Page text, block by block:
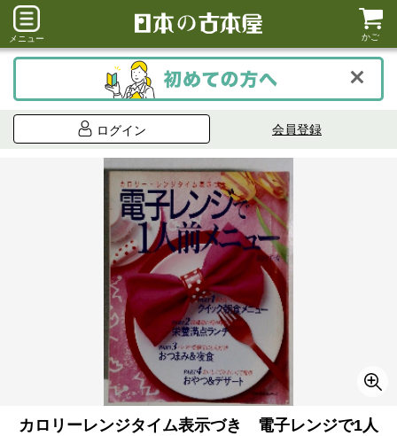
メニュー かご
ログイン 会員登録
カロリーレンジタイム表示づき 電子レンジで1人